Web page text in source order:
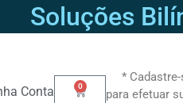
Soluções
Conta 0
*
para efetuar